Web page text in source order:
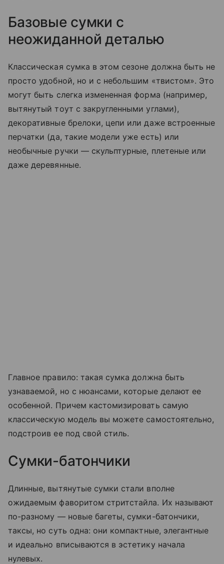
Базовые сумки с
неожиданной деталью
Классическая сумка в этом сезоне должна быть не
просто удобной, но и с небольшим «твистом». Это
могут быть слегка измененная форма (например,
вытянутый тоут с закругленными углами),
декоративные брелоки, цепи или даже встроенные
перчатки (да, такие модели уже есть) или
необычные ручки — скульптурные, плетеные или
даже деревянные.
Главное правило: такая сумка должна быть
узнаваемой, но с нюансами, которые делают ее
особенной. Причем кастомизировать самую
классическую модель вы можете самостоятельно,
подстроив ее под свой стиль.
Сумки-батончики
Длинные, вытянутые сумки стали вполне
ожидаемым фаворитом стритстайла. Их называют
по-разному — новые багеты, сумки-батончики,
таксы, но суть одна: они компактные, элегантные
и идеально вписываются в эстетику начала
нулевых.